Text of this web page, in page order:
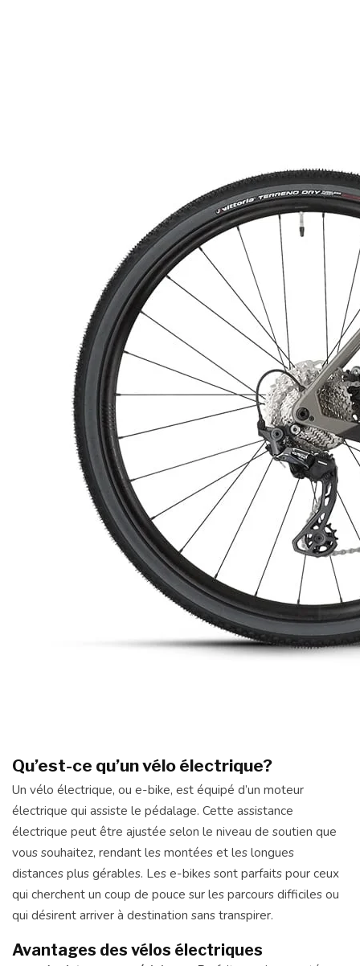
Qu’est-ce qu’un vélo électrique?
Un vélo électrique, ou e-bike, est équipé d’un moteur
électrique qui assiste le pédalage. Cette assistance
électrique peut être ajustée selon le niveau de soutien que
vous souhaitez, rendant les montées et les longues
distances plus gérables. Les e-bikes sont parfaits pour ceux
qui cherchent un coup de pouce sur les parcours difficiles ou
qui désirent arriver à destination sans transpirer.
Avantages des vélos électriques